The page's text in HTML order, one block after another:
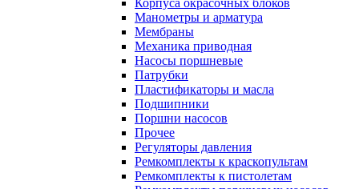
Корпуса окрасочных блоков
Манометры и арматура
Мембраны
Механика приводная
Насосы поршневые
Патрубки
Пластификаторы и масла
Подшипники
Поршни насосов
Прочее
Регуляторы давления
Ремкомплекты к краскопультам
Ремкомплекты к пистолетам